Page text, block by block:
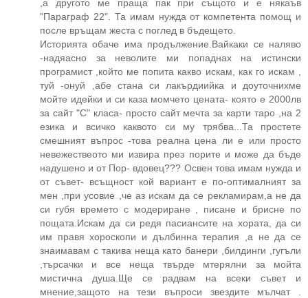
,а другото ме праща пак при същото и е някаъв
"Параграф 22". Та имам нужда от компетента помощ и
после връщам жеста с поглед в бъдещето.
Историята обаче има продължение.Вайкаки се наляво
-надяасно за неволите ми попаднах на истински
програмист ,който ме попита какво искам, как го искам ,
туй -онуй ,абе стана си лакърдиийка и доуточнихме
мойте идейки и си каза момчето цената- която е 2000лв
за сайт "С" класа- просто сайт мечта за карти таро ,на 2
езика и всичко каквото си му трябва...Та простете
смешният въпрос -това реална цена ли е или просто
невежествеото ми извира през порите и може да бъде
надушено и от Пор- вдовец??? Освен това имам нужда и
от съвет- всъщност кой вариант е по-оптималният за
мен ,при усовие ,че аз искам да се рекламирам,а не да
си губя времето с модериране , писане и брисне по
пощата.Искам да си редя пасиансите на хората, да си
им правя хороскопи и дълбинна терапия ,а не да се
знаимавам с такива неща като банери ,билдинги ,гугъли
,търсачки и все неща твърде мтерялни за мойта
мистична душа.Ще се радвам на всеки съвет и
мнение,защото на тези въпроси звездите мълчат .